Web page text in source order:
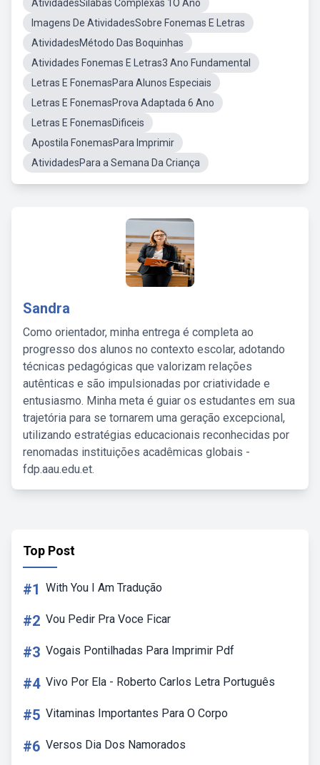
AtividadesSílabas Complexas 1O Ano
Imagens De AtividadesSobre Fonemas E Letras
AtividadesMétodo Das Boquinhas
Atividades Fonemas E Letras3 Ano Fundamental
Letras E FonemasPara Alunos Especiais
Letras E FonemasProva Adaptada 6 Ano
Letras E FonemasDificeis
Apostila FonemasPara Imprimir
AtividadesPara a Semana Da Criança
Sandra
Como orientador, minha entrega é completa ao
progresso dos alunos no contexto escolar, adotando
técnicas pedagógicas que valorizam relações
autênticas e são impulsionadas por criatividade e
entusiasmo. Minha meta é guiar os estudantes em sua
trajetória para se tornarem uma geração excepcional,
utilizando estratégias educacionais reconhecidas por
renomadas instituições acadêmicas globais -
fdp.aau.edu.et.
Top Post
#1 With You I Am Tradução
#2 Vou Pedir Pra Voce Ficar
#3 Vogais Pontilhadas Para Imprimir Pdf
#4 Vivo Por Ela - Roberto Carlos Letra Português
#5 Vitaminas Importantes Para O Corpo
#6 Versos Dia Dos Namorados